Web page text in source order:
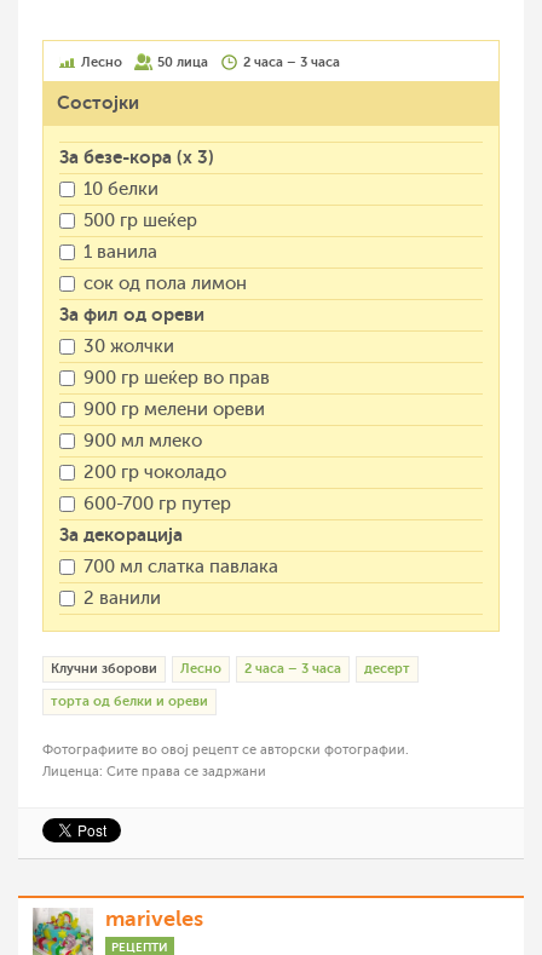
Лесно 50 лица 2 часа – 3 часа
Состојки
За безе-кора (х 3)
10 белки
500 гр шеќер
1 ванила
сок од пола лимон
За фил од ореви
30 жолчки
900 гр шеќер во прав
900 гр мелени ореви
900 мл млеко
200 гр чоколадо
600-700 гр путер
За декорација
700 мл слатка павлака
2 ванили
Клучни зборови Лесно 2 часа – 3 часа десерт
торта од белки и ореви
Фотографиите во овој рецепт се авторски фотографии.
Лиценца: Сите права се задржани
mariveles
РЕЦЕПТИ